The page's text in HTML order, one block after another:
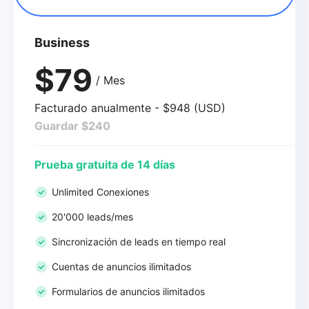
Business
$79 / Mes
Facturado anualmente - $948 (USD)
Guardar $240
Prueba gratuita de 14 días
Unlimited Conexiones
20'000 leads/mes
Sincronización de leads en tiempo real
Cuentas de anuncios ilimitados
Formularios de anuncios ilimitados